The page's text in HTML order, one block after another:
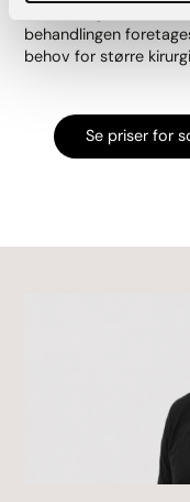
behandlingen
behov for større
Se priser for